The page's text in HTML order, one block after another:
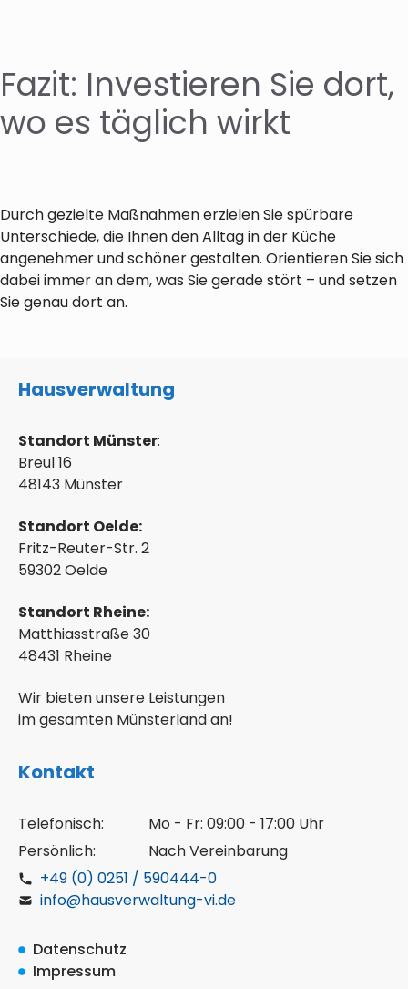
Fazit: Investieren Sie dort,
wo es täglich wirkt
Durch gezielte Maßnahmen erzielen Sie spürbare
Unterschiede, die Ihnen den Alltag in der Küche
angenehmer und schöner gestalten. Orientieren Sie sich
dabei immer an dem, was Sie gerade stört – und setzen
Sie genau dort an.
Hausverwaltung
Standort Münster:
Breul 16
48143 Münster
Standort Oelde:
Fritz-Reuter-Str. 2
59302 Oelde
Standort Rheine:
Matthiasstraße 30
48431 Rheine
Wir bieten unsere Leistungen
im gesamten Münsterland an!
Kontakt
Telefonisch:
Persönlich:
Mo - Fr: 09:00 - 17:00 Uhr
Nach Vereinbarung
+49 (0) 0251 / 590444-0
info@hausverwaltung-vi.de
Datenschutz
Impressum